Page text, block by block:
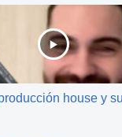
house y